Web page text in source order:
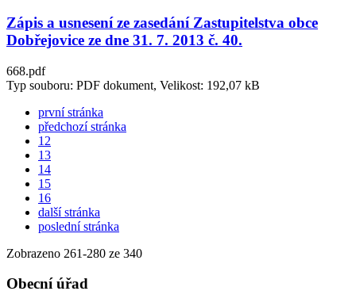
Zápis a usnesení ze zasedání Zastupitelstva obce
Dobřejovice ze dne 31. 7. 2013 č. 40.
668.pdf
Typ souboru: PDF dokument, Velikost: 192,07 kB
první stránka
předchozí stránka
12
13
14
15
16
další stránka
poslední stránka
Zobrazeno 261-280 ze 340
Obecní úřad